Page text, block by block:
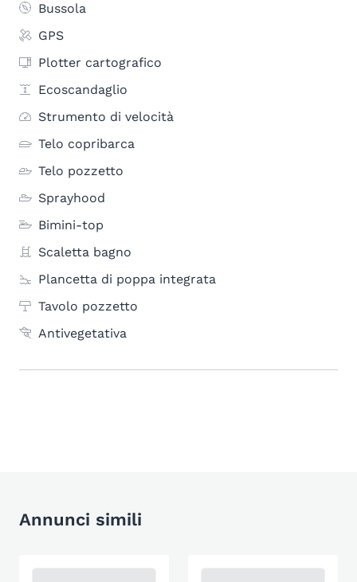
Bussola
GPS
Plotter cartografico
Ecoscandaglio
Strumento di velocità
Telo copribarca
Telo pozzetto
Sprayhood
Bimini-top
Scaletta bagno
Plancetta di poppa integrata
Tavolo pozzetto
Antivegetativa
Annunci simili